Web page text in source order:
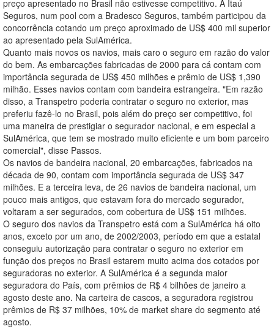
preço apresentado no Brasil não estivesse competitivo. A Itaú
Seguros, num pool com a Bradesco Seguros, também participou da
concorrência cotando um preço aproximado de US$ 400 mil superior
ao apresentado pela SulAmérica.
Quanto mais novos os navios, mais caro o seguro em razão do valor
do bem. As embarcações fabricadas de 2000 para cá contam com
importância segurada de US$ 450 milhões e prêmio de US$ 1,390
milhão. Esses navios contam com bandeira estrangeira. "Em razão
disso, a Transpetro poderia contratar o seguro no exterior, mas
preferiu fazê-lo no Brasil, pois além do preço ser competitivo, foi
uma maneira de prestigiar o segurador nacional, e em especial a
SulAmérica, que tem se mostrado muito eficiente e um bom parceiro
comercial", disse Passos.
Os navios de bandeira nacional, 20 embarcações, fabricados na
década de 90, contam com importância segurada de US$ 347
milhões. E a terceira leva, de 26 navios de bandeira nacional, um
pouco mais antigos, que estavam fora do mercado segurador,
voltaram a ser segurados, com cobertura de US$ 151 milhões.
O seguro dos navios da Transpetro está com a SulAmérica há oito
anos, exceto por um ano, de 2002/2003, período em que a estatal
conseguiu autorização para contratar o seguro no exterior em
função dos preços no Brasil estarem muito acima dos cotados por
seguradoras no exterior. A SulAmérica é a segunda maior
seguradora do País, com prêmios de R$ 4 bilhões de janeiro a
agosto deste ano. Na carteira de cascos, a seguradora registrou
prêmios de R$ 37 milhões, 10% de market share do segmento até
agosto.